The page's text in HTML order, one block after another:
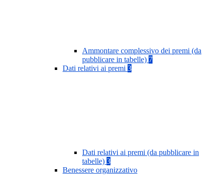
Ammontare complessivo dei premi (da
pubblicare in tabelle) 7
Dati relativi ai premi 3
Dati relativi ai premi (da pubblicare in
tabelle) 3
Benessere organizzativo